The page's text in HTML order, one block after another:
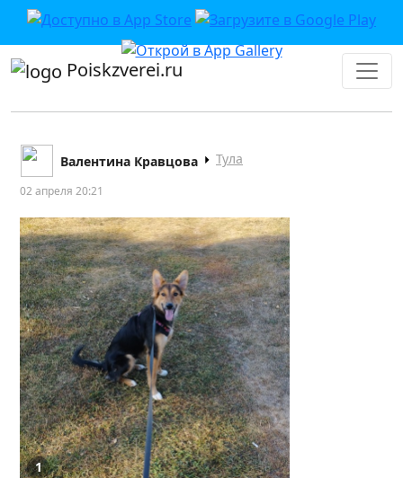
Poiskzverei.ru
Валентина Кравцова Тула
02 апреля 20:21
1